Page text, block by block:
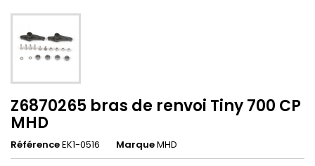
Z6870265 bras de renvoi Tiny 700 CP
MHD
RéférenceEK1-0516 MarqueMHD